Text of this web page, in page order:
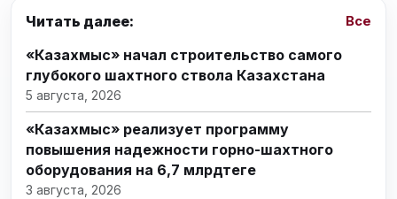
Читать далее: Все
«Казахмыс» начал строительство самого
глубокого шахтного ствола Казахстана
5 августа, 2026
«Казахмыс» реализует программу
повышения надежности горно-шахтного
оборудования на 6,7 млрдтеңге
3 августа, 2026